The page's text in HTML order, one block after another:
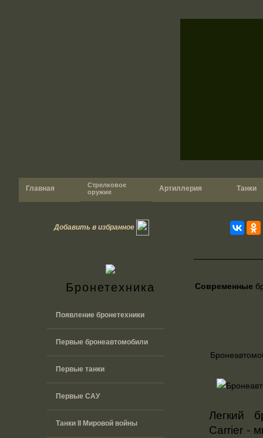
Главная
Стрелковое
оружие
Артиллерия Танки
Добавить в избранное
Бронетехника
Появление бронетехники
Первые бронеавтомобили
Первые танки
Первые САУ
Танки II Мировой войны
Современные
Легкий
Carrier -